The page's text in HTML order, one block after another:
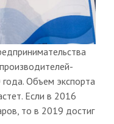
Объем экспорта
Если в 2016
то в 2019 достиг